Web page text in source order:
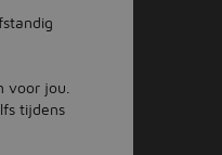
voor jou.
tijdens